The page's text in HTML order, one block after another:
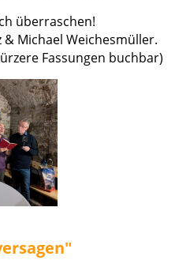
überraschen!
Michael Weichesmüller.
Fassungen buchbar)